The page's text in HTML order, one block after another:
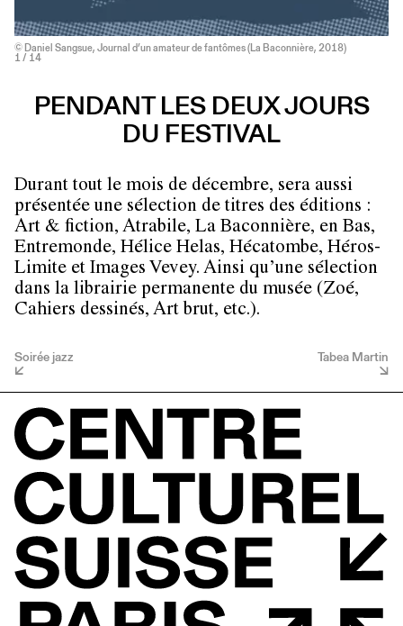
© Daniel Sangsue, Journal d’un amateur de fantômes (La Baconnière, 2018)
1 / 14
PENDANT LES DEUX JOURS
DU FESTIVAL
Durant tout le mois de décembre, sera aussi
présentée une sélection de titres des éditions :
Art & fiction, Atrabile, La Baconnière, en Bas,
Entremonde, Hélice Helas, Hécatombe, Héros-
Limite et Images Vevey. Ainsi qu’une sélection
dans la librairie permanente du musée (Zoé,
Cahiers dessinés, Art brut, etc.).
Soirée jazz Tabea Martin